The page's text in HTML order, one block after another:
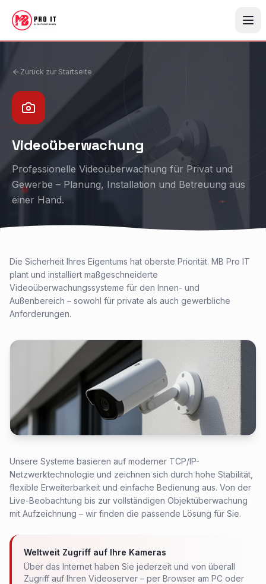
Zurück zur Startseite
Videoüberwachung
Professionelle Videoüberwachung für Privat und
Gewerbe – Planung, Installation und Betreuung aus
einer Hand.
Die Sicherheit Ihres Eigentums hat oberste Priorität. MB Pro IT
plant und installiert maßgeschneiderte
Videoüberwachungssysteme für den Innen- und
Außenbereich – sowohl für private als auch gewerbliche
Anforderungen.
Unsere Systeme basieren auf moderner TCP/IP-
Netzwerktechnologie und zeichnen sich durch hohe Stabilität,
flexible Erweiterbarkeit und einfache Bedienung aus. Von der
Live-Beobachtung bis zur vollständigen Objektüberwachung
mit Aufzeichnung – wir finden die passende Lösung für Sie.
Weltweit Zugriff auf Ihre Kameras
Über das Internet haben Sie jederzeit und von überall
Zugriff auf Ihren Videoserver – per Browser am PC oder